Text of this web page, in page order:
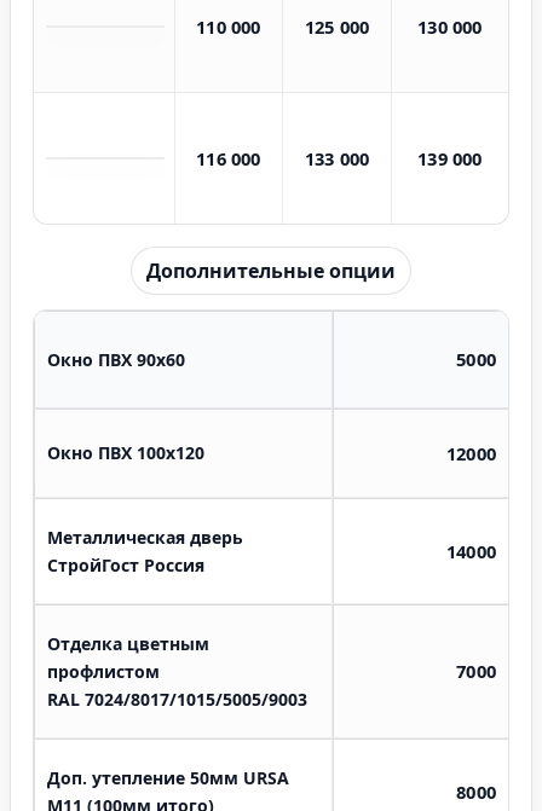
110 000 125 000 130 000
116 000 133 000 139 000
Дополнительные опции
Окно ПВХ 90х60 5000
Окно ПВХ 100х120 12000
Металлическая дверь
СтройГост Россия
14000
Отделка цветным
профлистом
RAL 7024/8017/1015/5005/9003
7000
Доп. утепление 50мм URSA
M11 (100мм итого)
8000